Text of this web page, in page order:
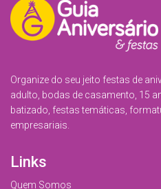
Organize do seu jeito festas de
adulto, bodas de casamento, 15
batizado, festas temáticas,
empresariais.
Links
Quem Somos